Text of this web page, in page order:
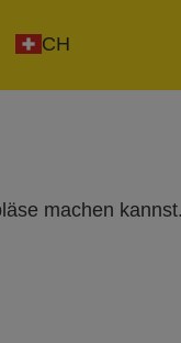
CH
machen kannst.